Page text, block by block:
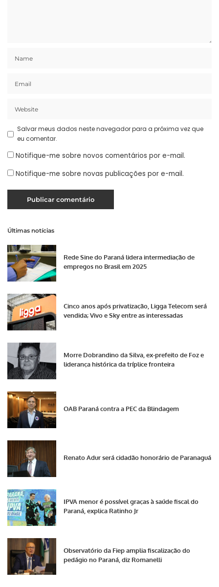
Salvar meus dados neste navegador para a próxima vez que
eu comentar.
Notifique-me sobre novos comentários por e-mail.
Notifique-me sobre novas publicações por e-mail.
Últimas notícias
Rede Sine do Paraná lidera intermediação de
empregos no Brasil em 2025
Cinco anos após privatização, Ligga Telecom será
vendida; Vivo e Sky entre as interessadas
Morre Dobrandino da Silva, ex-prefeito de Foz e
liderança histórica da tríplice fronteira
OAB Paraná contra a PEC da Blindagem
Renato Adur será cidadão honorário de Paranaguá
IPVA menor é possível graças à saúde fiscal do
Paraná, explica Ratinho Jr
Observatório da Fiep amplia fiscalização do
pedágio no Paraná, diz Romanelli